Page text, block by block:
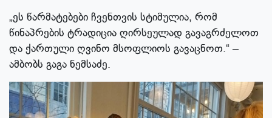
„ეს წარმატებები ჩვენთვის სტიმულია, რომ
წინაპრების ტრადიცია ღირსეულად გავაგრძელოთ
და ქართული ღვინო მსოფლიოს გავაცნოთ.“ –
ამბობს გაგა ნემსაძე.